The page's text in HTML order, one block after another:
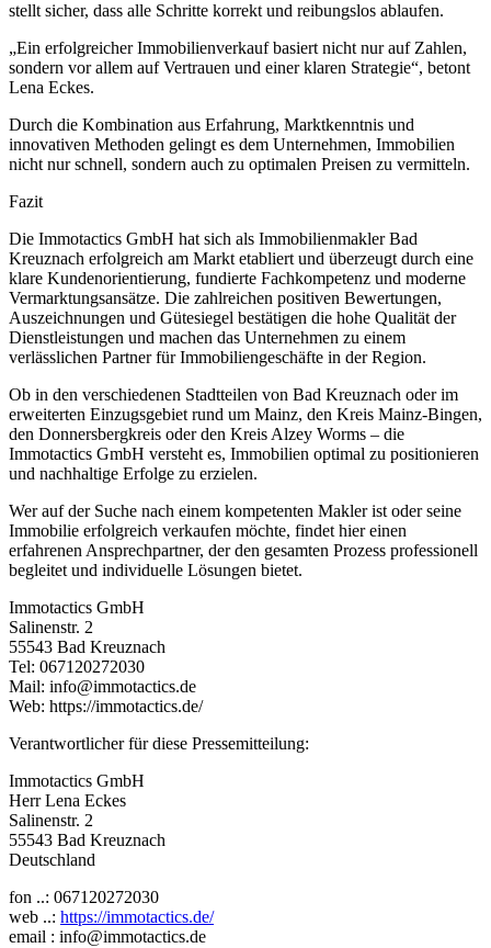
stellt sicher, dass alle Schritte korrekt und reibungslos ablaufen.
„Ein erfolgreicher Immobilienverkauf basiert nicht nur auf Zahlen,
sondern vor allem auf Vertrauen und einer klaren Strategie“, betont
Lena Eckes.
Durch die Kombination aus Erfahrung, Marktkenntnis und
innovativen Methoden gelingt es dem Unternehmen, Immobilien
nicht nur schnell, sondern auch zu optimalen Preisen zu vermitteln.
Fazit
Die Immotactics GmbH hat sich als Immobilienmakler Bad
Kreuznach erfolgreich am Markt etabliert und überzeugt durch eine
klare Kundenorientierung, fundierte Fachkompetenz und moderne
Vermarktungsansätze. Die zahlreichen positiven Bewertungen,
Auszeichnungen und Gütesiegel bestätigen die hohe Qualität der
Dienstleistungen und machen das Unternehmen zu einem
verlässlichen Partner für Immobiliengeschäfte in der Region.
Ob in den verschiedenen Stadtteilen von Bad Kreuznach oder im
erweiterten Einzugsgebiet rund um Mainz, den Kreis Mainz-Bingen,
den Donnersbergkreis oder den Kreis Alzey Worms – die
Immotactics GmbH versteht es, Immobilien optimal zu positionieren
und nachhaltige Erfolge zu erzielen.
Wer auf der Suche nach einem kompetenten Makler ist oder seine
Immobilie erfolgreich verkaufen möchte, findet hier einen
erfahrenen Ansprechpartner, der den gesamten Prozess professionell
begleitet und individuelle Lösungen bietet.
Immotactics GmbH
Salinenstr. 2
55543 Bad Kreuznach
Tel: 067120272030
Mail: info@immotactics.de
Web: https://immotactics.de/
Verantwortlicher für diese Pressemitteilung:
Immotactics GmbH
Herr Lena Eckes
Salinenstr. 2
55543 Bad Kreuznach
Deutschland
fon ..: 067120272030
web ..: https://immotactics.de/
email : info@immotactics.de